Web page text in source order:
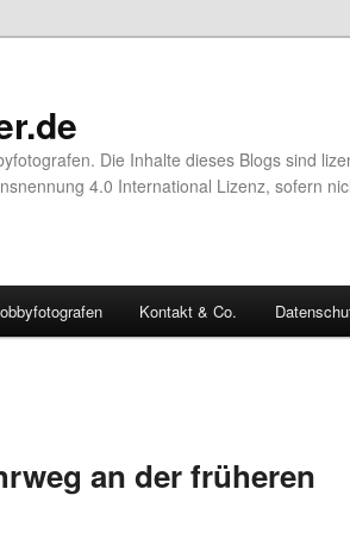
Die Inhalte dieses Blogs sind
4.0 International Lizenz, sofern
Kontakt & Co.
an der früheren